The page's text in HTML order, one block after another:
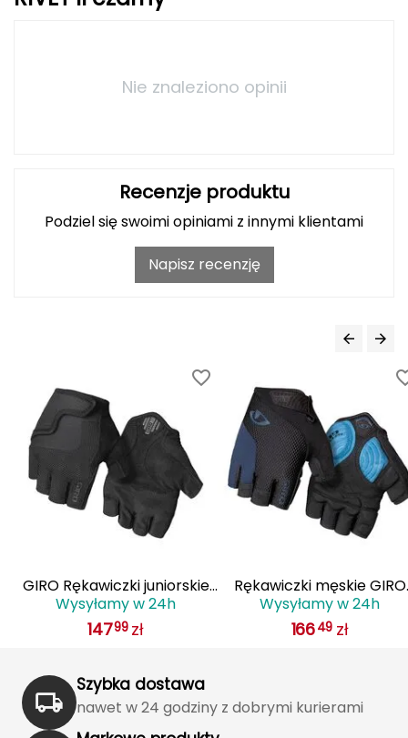
Hoka
Hydrapak
Hydro Flask
Icestorm
Nie znaleziono opinii
Recenzje produktu
Podziel się swoimi opiniami z innymi klientami
Napisz recenzję
GIRO Rękawiczki juniorskie
BRAVO JR czarny
Wysyłamy w 24h
14799 zł
Rękawiczki męskie GIRO
STRADEDURE SGEL krótki
palec midnight niebieski
Wysyłamy w 24h
16649 zł
Szybka dostawa
nawet w 24 godziny z dobrymi kurierami